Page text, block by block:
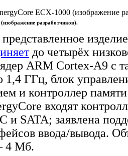
разработчиков).
до четырёх
ARM Cortex-A9 с
1,4 ГГц, блок
и контроллер
входят
и SATA; заявлена
ввода/вывода.
4 Мб.